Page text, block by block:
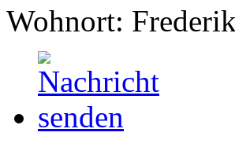
Wohnort: